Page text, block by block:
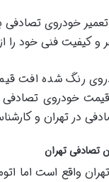
خودروی
و کیفیت فنی خود
رنگ شده افت
خودروی تصادفی
در تهران و
تصادفی تهران
تهران واقع است